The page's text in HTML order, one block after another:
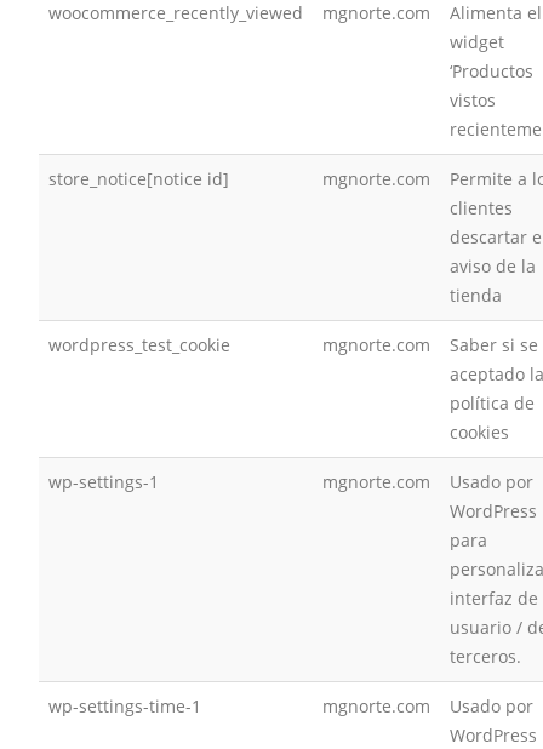
woocommerce_recently_viewed mgnorte.com
Alimenta el
widget
‘Productos
vistos
store_notice[notice id] mgnorte.com
Permite a
clientes
descartar
aviso de la
tienda
wordpress_test_cookie mgnorte.com
Saber si
aceptado la
política de
cookies
wp-settings-1 mgnorte.com
Usado por
WordPress
para
interfaz de
usuario /
terceros.
wp-settings-time-1 mgnorte.com
Usado por
WordPress